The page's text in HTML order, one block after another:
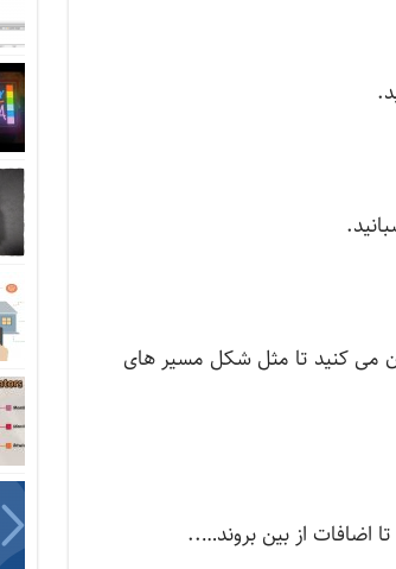
می کنید تا مثل شکل مسیر های
اضافات از بین بروند…..